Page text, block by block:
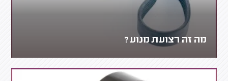
מה זה רצועת מנוע?